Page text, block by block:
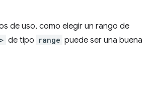
de uso, como elegir un rango de
de tipo range puede ser una buena